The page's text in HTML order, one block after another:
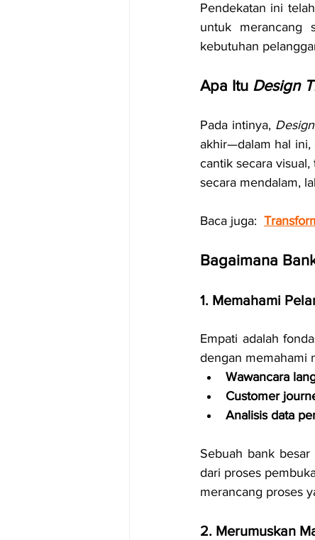
Pendekatan ini
untuk merancang
kebutuhan
Apa Itu Design
Pada intinya,
akhir—dalam hal ini,
cantik secara
secara mendalam,
Baca juga:
Bagaimana
1. Memahami
Empati adalah
dengan memahami
Wawancara
Customer
Analisis data
Sebuah bank
dari proses
merancang proses
2. Merumuskan